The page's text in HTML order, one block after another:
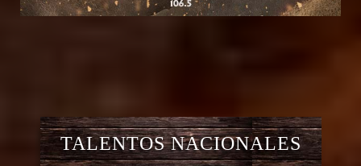
TALENTOS NACIONALES